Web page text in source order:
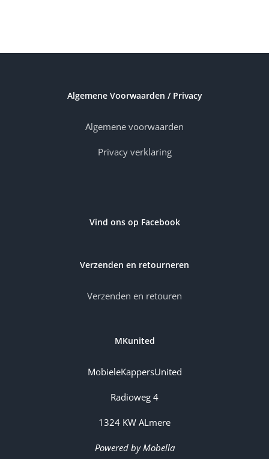
Algemene Voorwaarden / Privacy
Algemene voorwaarden
Privacy verklaring
Vind ons op Facebook
Verzenden en retourneren
Verzenden en retouren
MKunited
MobieleKappersUnited
Radioweg 4
1324 KW ALmere
Powered by Mobella